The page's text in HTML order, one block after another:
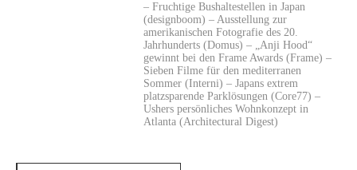
– Fruchtige Bushaltestellen in Japan
(designboom) – Ausstellung zur
amerikanischen Fotografie des 20.
Jahrhunderts (Domus) – „Anji Hood“
gewinnt bei den Frame Awards (Frame) –
Sieben Filme für den mediterranen
Sommer (Interni) – Japans extrem
platzsparende Parklösungen (Core77) –
Ushers persönliches Wohnkonzept in
Atlanta (Architectural Digest)